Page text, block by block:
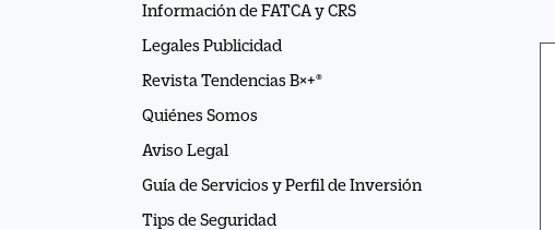
Información de FATCA y CRS
Legales Publicidad
Revista Tendencias B×+®
Quiénes Somos
Aviso Legal
Guía de Servicios y Perfil de Inversión
Tips de Seguridad